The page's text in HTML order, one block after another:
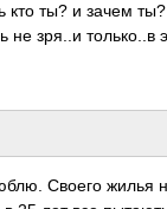
ты? и зачем
не зря..и
Своего